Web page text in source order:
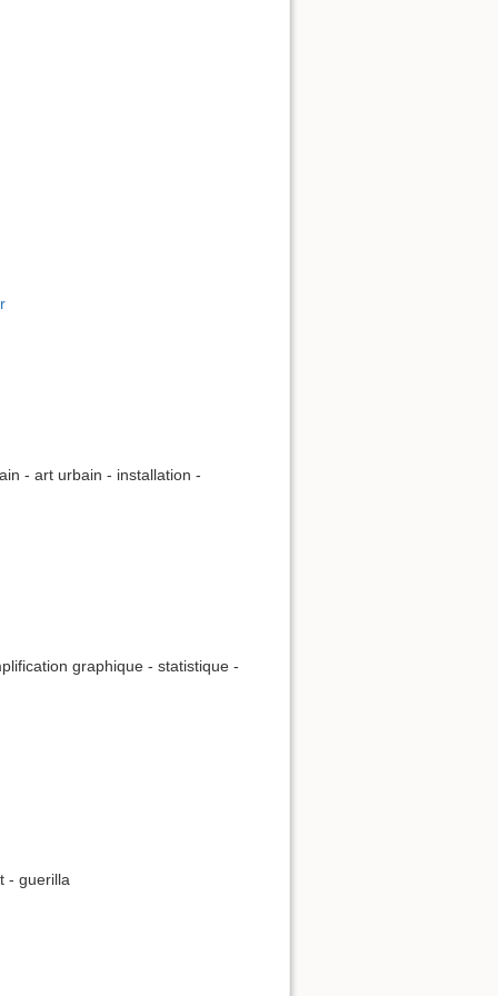
- art urbain - installation -
graphique - statistique -
- guerilla